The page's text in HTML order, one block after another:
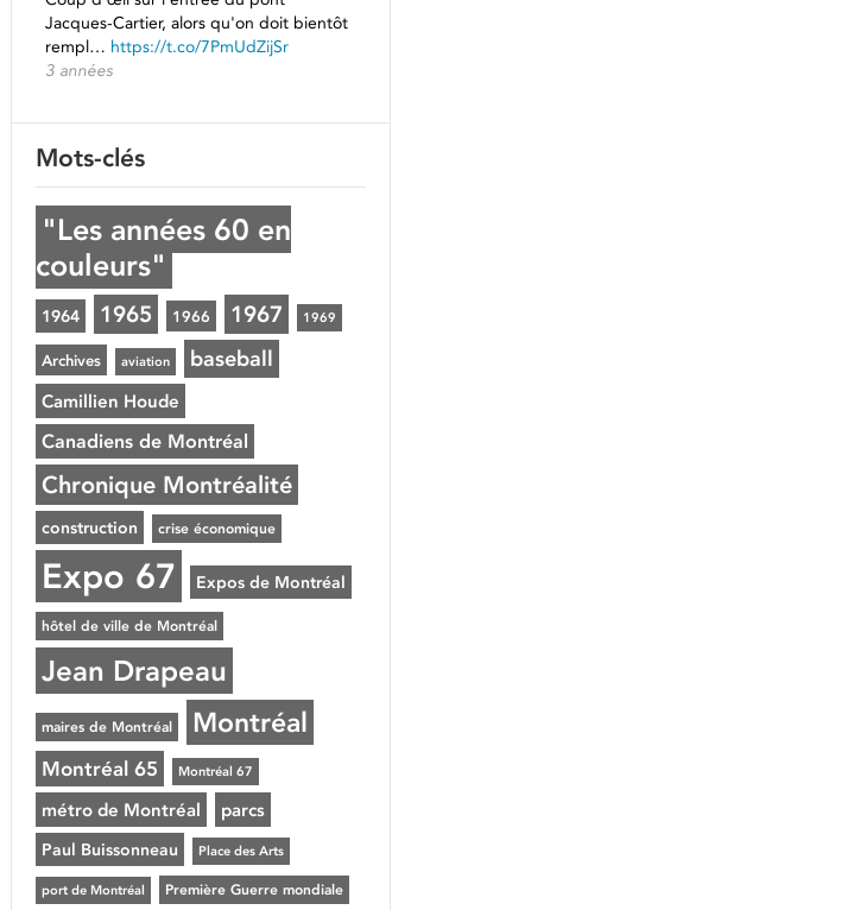
Jacques-Cartier, alors qu'on doit bientôt
rempl… https://t.co/7PmUdZijSr
3 années
Mots-clés
"Les années 60 en
couleurs"
1964 1965 1966 1967 1969
Archives aviation baseball
Camillien Houde
Canadiens de Montréal
Chronique Montréalité
construction crise économique
Expo 67 Expos de Montréal
hôtel de ville de Montréal
Jean Drapeau
maires de Montréal Montréal
Montréal 65 Montréal 67
métro de Montréal parcs
Paul Buissonneau Place des Arts
port de Montréal Première Guerre mondiale